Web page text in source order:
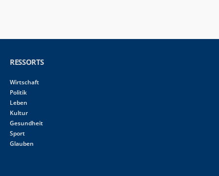
RESSORTS
Wirtschaft
Politik
Leben
Kultur
Gesundheit
Sport
Glauben